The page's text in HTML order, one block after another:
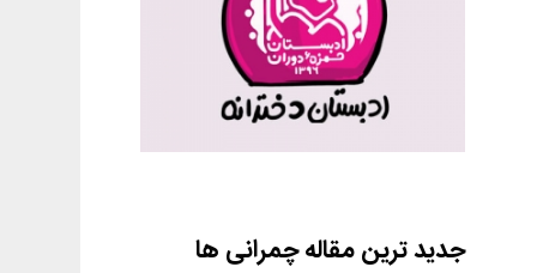
جدید ترین مقاله چمرانی ها